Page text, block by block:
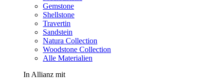
Gemstone
Shellstone
Travertin
Sandstein
Natura Collection
Woodstone Collection
Alle Materialien
In Allianz mit